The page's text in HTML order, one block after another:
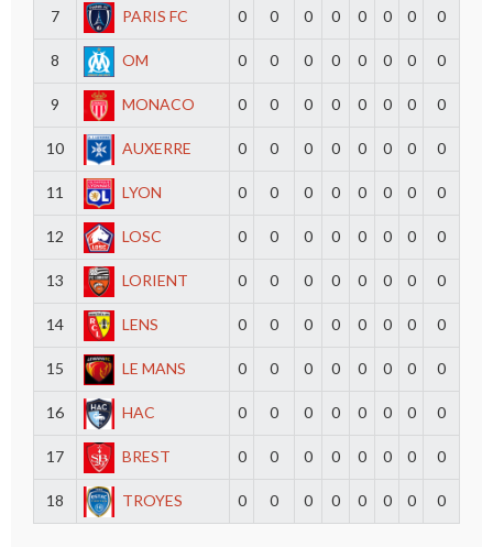
7 PARIS FC 0 0 0 0 0 0 0 0
8 OM 0 0 0 0 0 0 0 0
9 MONACO 0 0 0 0 0 0 0 0
10 AUXERRE 0 0 0 0 0 0 0 0
11 LYON 0 0 0 0 0 0 0 0
12 LOSC 0 0 0 0 0 0 0 0
13 LORIENT 0 0 0 0 0 0 0 0
14 LENS 0 0 0 0 0 0 0 0
15 LE MANS 0 0 0 0 0 0 0 0
16 HAC 0 0 0 0 0 0 0 0
17 BREST 0 0 0 0 0 0 0 0
18 TROYES 0 0 0 0 0 0 0 0